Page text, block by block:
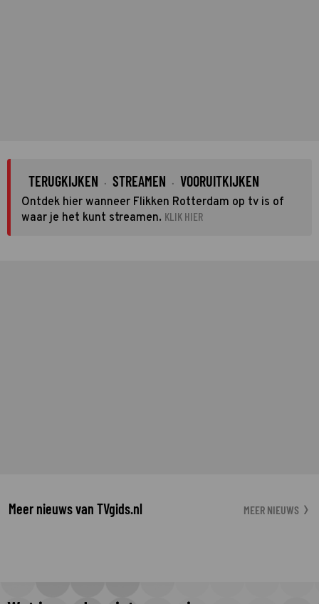
TERUGKIJKEN · STREAMEN · VOORUITKIJKEN
Ontdek hier wanneer Flikken Rotterdam op tv is of
waar je het kunt streamen. KLIK HIER
Meer nieuws van TVgids.nl MEER NIEUWS